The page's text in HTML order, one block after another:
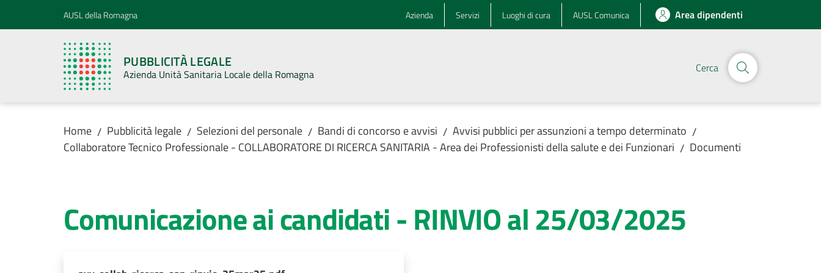
Vai al contenuto
Vai alla navigazioneAUSL della Romagna Azienda Servizi Luoghi di cura AUSL Comunica Area dipendenti
PUBBLICITÀ LEGALE
Azienda Unità Sanitaria Locale della Romagna Cerca
Home / Pubblicità legale / Selezioni del personale / Bandi di concorso e avvisi / Avvisi pubblici per assunzioni a tempo determinato /
Collaboratore Tecnico Professionale - COLLABORATORE DI RICERCA SANITARIA - Area dei Professionisti della salute e dei Funzionari / Documenti
Comunicazione ai candidati - RINVIO al 25/03/2025